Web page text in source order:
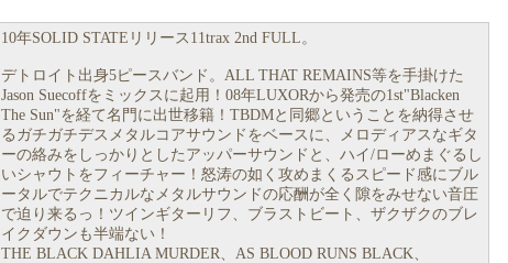
10年SOLID STATEリリース11trax 2nd FULL。
デトロイト出身5ピースバンド。ALL THAT REMAINS等を手掛けた
Jason Suecoffをミックスに起用！08年LUXORから発売の1st"Blacken
The Sun"を経て名門に出世移籍！TBDMと同郷ということを納得させ
るガチガチデスメタルコアサウンドをベースに、メロディアスなギタ
ーの絡みをしっかりとしたアッパーサウンドと、ハイ/ローめまぐるし
いシャウトをフィーチャー！怒涛の如く攻めまくるスピード感にブル
ータルでテクニカルなメタルサウンドの応酬が全く隙をみせない音圧
で迫り来るっ！ツインギターリフ、ブラストビート、ザクザクのブレ
イクダウンも半端ない！
THE BLACK DAHLIA MURDER、AS BLOOD RUNS BLACK、